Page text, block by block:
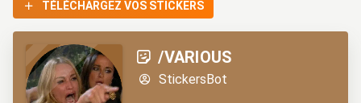
TÉLÉCHARGEZ VOS STICKERS
/VARIOUS
StickersBot